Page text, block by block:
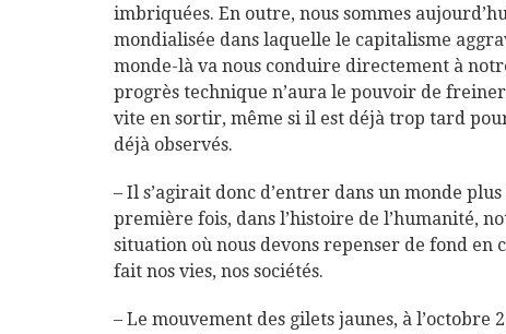
imbriquées. En outre, nous sommes
mondialisée dans laquelle le capitalisme
monde-là va nous conduire directement à
progrès technique n’aura le pouvoir de
vite en sortir, même si il est déjà trop tard
déjà observés.
– Il s’agirait donc d’entrer dans un monde
première fois, dans l’histoire de l’humanité,
situation où nous devons repenser de fond en
fait nos vies, nos sociétés.
– Le mouvement des gilets jaunes, à l’octobre